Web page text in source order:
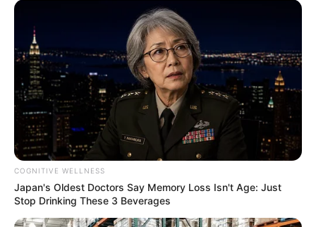
COGNITIVE WELLNESS
Japan's Oldest Doctors Say Memory Loss Isn't Age: Just
Stop Drinking These 3 Beverages